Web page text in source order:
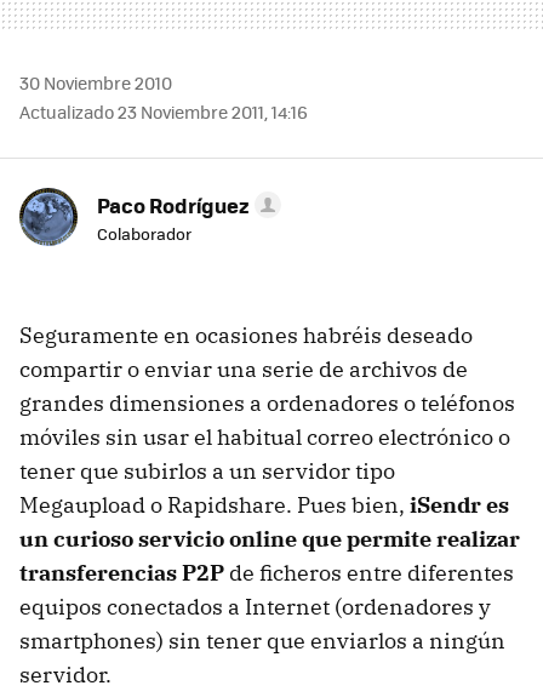
30 Noviembre 2010
Actualizado 23 Noviembre 2011, 14:16
Paco Rodríguez
Colaborador
Seguramente en ocasiones habréis deseado
compartir o enviar una serie de archivos de
grandes dimensiones a ordenadores o teléfonos
móviles sin usar el habitual correo electrónico o
tener que subirlos a un servidor tipo
Megaupload o Rapidshare. Pues bien, iSendr es
un curioso servicio online que permite realizar
transferencias P2P de ficheros entre diferentes
equipos conectados a Internet (ordenadores y
smartphones) sin tener que enviarlos a ningún
servidor.